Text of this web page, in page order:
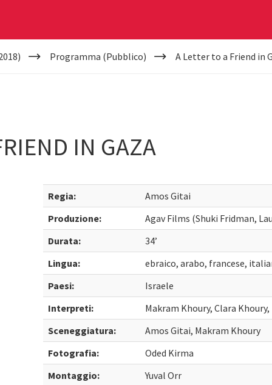
Programma (Pubblico) A Letter to a Friend in
IN GAZA
Regia:
Amos Gitai
Produzione:
Agav Films (Shuki Fridman,
Durata:
34’
Lingua:
ebraico, arabo, francese,
Paesi:
Israele
Interpreti:
Makram Khoury, Clara
Sceneggiatura:
Amos Gitai, Makram Khoury
Fotografia:
Oded Kirma
Montaggio:
Yuval Orr